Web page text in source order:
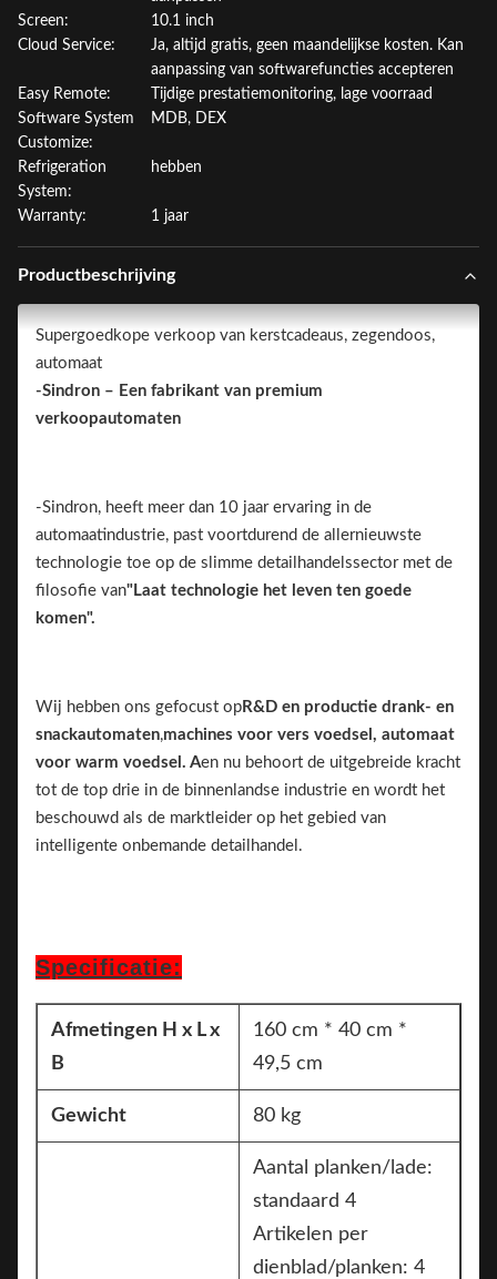
Screen:
10.1 inch
Cloud Service:
Ja, altijd gratis, geen maandelijkse kosten. Kan
aanpassing van softwarefuncties accepteren
Easy Remote:
Tijdige prestatiemonitoring, lage voorraad
Software System
Customize:
MDB, DEX
Refrigeration
System:
hebben
Warranty: 1 jaar
Productbeschrijving
Supergoedkope verkoop van kerstcadeaus, zegendoos,
automaat
-Sindron – Een fabrikant van premium
verkoopautomaten
-Sindron, heeft meer dan 10 jaar ervaring in de
automaatindustrie, past voortdurend de allernieuwste
technologie toe op de slimme detailhandelssector met de
filosofie van"Laat technologie het leven ten goede
komen".
Wij hebben ons gefocust op R&D en productie drank- en
snackautomaten,machines voor vers voedsel, automaat
voor warm voedsel. Aen nu behoort de uitgebreide kracht
tot de top drie in de binnenlandse industrie en wordt het
beschouwd als de marktleider op het gebied van
intelligente onbemande detailhandel.
Specificatie:
Afmetingen H x L x
B
160 cm * 40 cm *
49,5 cm
Gewicht 80 kg
Aantal planken/lade:
standaard 4
Artikelen per
dienblad/planken: 4